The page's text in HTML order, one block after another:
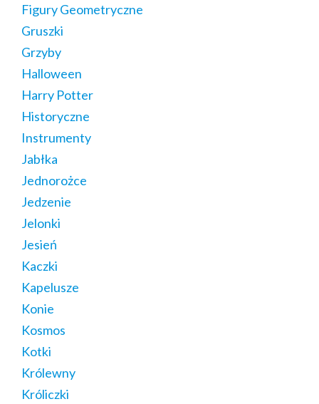
Figury Geometryczne
Gruszki
Grzyby
Halloween
Harry Potter
Historyczne
Instrumenty
Jabłka
Jednorożce
Jedzenie
Jelonki
Jesień
Kaczki
Kapelusze
Konie
Kosmos
Kotki
Królewny
Króliczki